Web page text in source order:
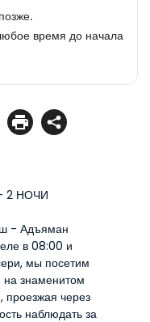
2 НОЧИ
- Адъяман
в 08:00 и
мы посетим
на знаменитом
через
наблюдать за
время до начала